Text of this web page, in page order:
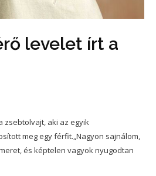
levelet írt a
zsebtolvajt, aki az egyik
meg egy férfit.„Nagyon sajnálom,
és képtelen vagyok nyugodtan